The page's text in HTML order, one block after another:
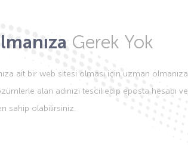
Gerek Yok
ait bir web sitesi olması için uzman olmanıza
alan adınızı tescil edip eposta hesabı ve
sahip olabilirsiniz.